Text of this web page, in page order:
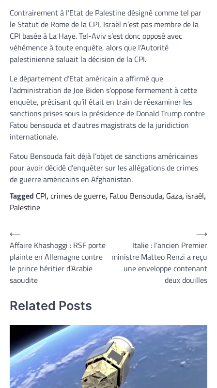
Contrairement à l’Etat de Palestine désigné comme tel par
le Statut de Rome de la CPI, Israël n’est pas membre de la
CPI basée à La Haye. Tel-Aviv s’est donc opposé avec
véhémence à toute enquête, alors que l’Autorité
palestinienne saluait la décision de la CPI.
Le département d’Etat américain a affirmé que
l’administration de Joe Biden s’oppose fermement à cette
enquête, précisant qu’il était en train de réexaminer les
sanctions prises sous la présidence de Donald Trump contre
Fatou bensouda et d’autres magistrats de la juridiction
internationale.
Fatou Bensouda fait déjà l’objet de sanctions américaines
pour avoir décidé d’enquêter sur les allégations de crimes
de guerre américains en Afghanistan.
Tagged CPI,crimes de guerre, Fatou Bensouda, Gaza, israél,
Palestine
Navigation
de
l’article
⟵
Affaire Khashoggi : RSF porte
plainte en Allemagne contre
le prince héritier d’Arabie
saoudite
Italie : l’ancien Premier
ministre Matteo Renzi a reçu
une enveloppe contenant
deux douilles
⟶
Related Posts